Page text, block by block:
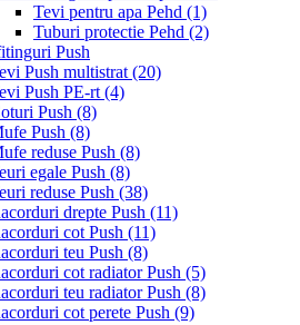
Tevi pentru apa Pehd (1)
Tuburi protectie Pehd (2)
Push
Push multistrat (20)
Push PE-rt (4)
Push (8)
Push (8)
reduse Push (8)
egale Push (8)
reduse Push (38)
drepte Push (11)
cot Push (11)
teu Push (8)
cot radiator Push (5)
teu radiator Push (8)
cot perete Push (9)